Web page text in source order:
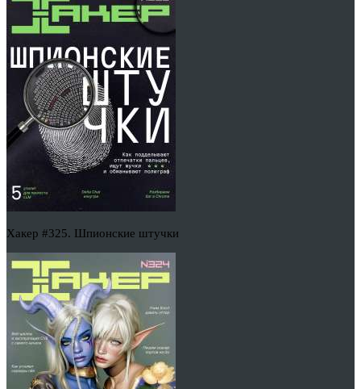
Хакер #325. Шпионские штучки